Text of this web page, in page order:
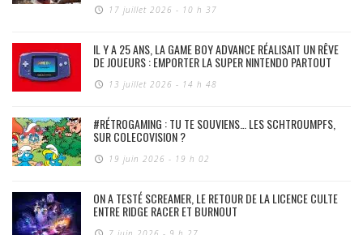
17 juillet 2026 - 10 h 37
IL Y A 25 ANS, LA GAME BOY ADVANCE RÉALISAIT UN RÊVE
DE JOUEURS : EMPORTER LA SUPER NINTENDO PARTOUT
13 juillet 2026 - 14 h 48
#RÉTROGAMING : TU TE SOUVIENS… LES SCHTROUMPFS,
SUR COLECOVISION ?
19 juin 2026 - 19 h 02
ON A TESTÉ SCREAMER, LE RETOUR DE LA LICENCE CULTE
ENTRE RIDGE RACER ET BURNOUT